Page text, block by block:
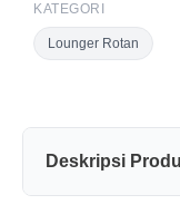
KATEGORI
Lounger Rotan
Deskripsi